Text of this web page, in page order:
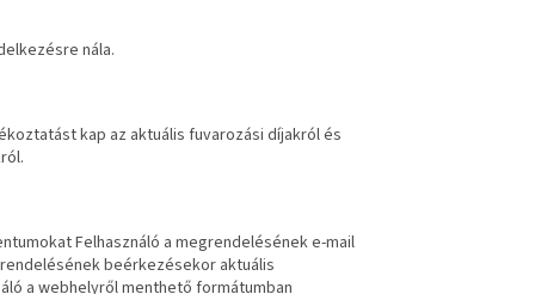
nála.
kap az aktuális fuvarozási díjakról és
Felhasználó a megrendelésének e-mail
beérkezésekor aktuális
a webhelyről menthető formátumban